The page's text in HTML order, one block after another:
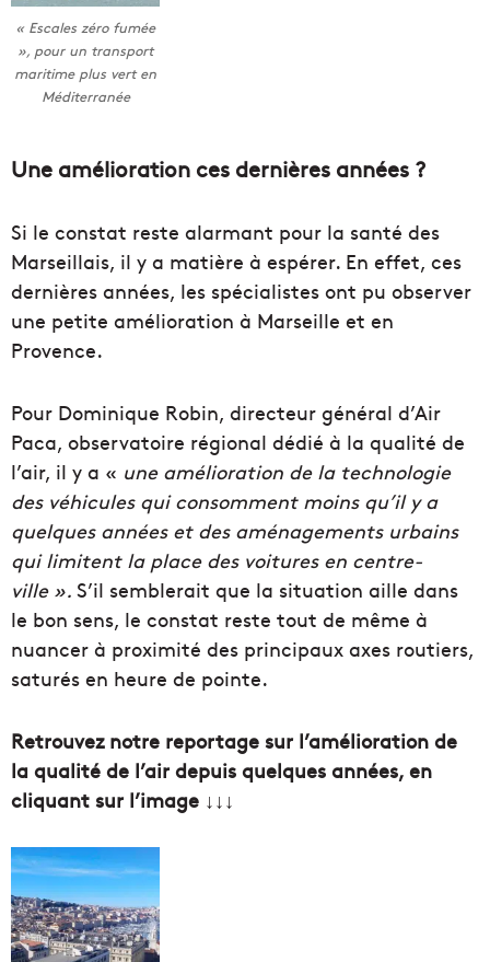
« Escales zéro fumée
», pour un transport
maritime plus vert en
Méditerranée
Une amélioration ces dernières années ?
Si le constat reste alarmant pour la santé des
Marseillais, il y a matière à espérer. En effet, ces
dernières années, les spécialistes ont pu observer
une petite amélioration à Marseille et en
Provence.
Pour Dominique Robin, directeur général d’Air
Paca, observatoire régional dédié à la qualité de
l’air, il y a « une amélioration de la technologie
des véhicules qui consomment moins qu’il y a
quelques années et des aménagements urbains
qui limitent la place des voitures en centre-
ville ». S’il semblerait que la situation aille dans
le bon sens, le constat reste tout de même à
nuancer à proximité des principaux axes routiers,
saturés en heure de pointe.
Retrouvez notre reportage sur l’amélioration de
la qualité de l’air depuis quelques années, en
cliquant sur l’image ↓↓↓